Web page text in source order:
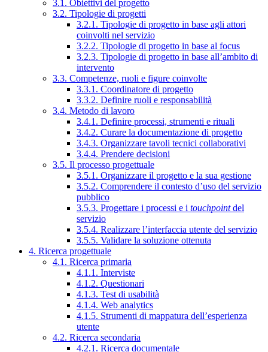
3.1. Obiettivi del progetto
3.2. Tipologie di progetti
3.2.1. Tipologie di progetto in base agli attori
coinvolti nel servizio
3.2.2. Tipologie di progetto in base al focus
3.2.3. Tipologie di progetto in base all’ambito di
intervento
3.3. Competenze, ruoli e figure coinvolte
3.3.1. Coordinatore di progetto
3.3.2. Definire ruoli e responsabilità
3.4. Metodo di lavoro
3.4.1. Definire processi, strumenti e rituali
3.4.2. Curare la documentazione di progetto
3.4.3. Organizzare tavoli tecnici collaborativi
3.4.4. Prendere decisioni
3.5. Il processo progettuale
3.5.1. Organizzare il progetto e la sua gestione
3.5.2. Comprendere il contesto d’uso del servizio
pubblico
3.5.3. Progettare i processi e i touchpointdel
servizio
3.5.4. Realizzare l’interfaccia utente del servizio
3.5.5. Validare la soluzione ottenuta
4. Ricerca progettuale
4.1. Ricerca primaria
4.1.1. Interviste
4.1.2. Questionari
4.1.3. Test di usabilità
4.1.4. Web analytics
4.1.5. Strumenti di mappatura dell’esperienza
utente
4.2. Ricerca secondaria
4.2.1. Ricerca documentale